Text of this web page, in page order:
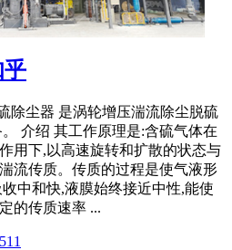
乎
除尘器 是涡轮增压湍流除尘脱硫
介绍 其工作原理是:含硫气体在
用下,以高速旋转和扩散的状态与
流传质。传质的过程是使气液形
中和快,液膜始终接近中性,能使
的传质速率 ...